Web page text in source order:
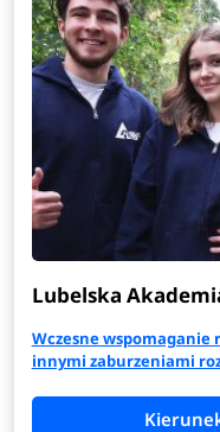
Lubelska
Wczesne wspomaganie
innymi zaburzeniami